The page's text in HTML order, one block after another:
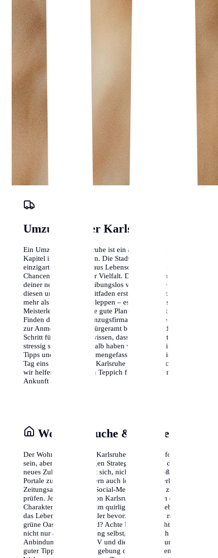
Umzugs-Planer Karlsruhe
Ein Umzug nach Karlsruhe ist ein aufregendes neues
Kapitel in deinem Leben. Die Stadt bietet eine
einzigartige Mischung aus Lebensqualität, beruflichen
Chancen und kultureller Vielfalt. Damit der Start in
deiner neuen Heimat reibungslos verläuft, haben wir
diesen umfassenden Leitfaden erstellt. Ein Umzug ist
mehr als nur Kisten schleppen – es ist eine logistische
Meisterleistung, die eine gute Planung erfordert. Vom
Finden der richtigen Umzugsfirma in Karlsruhe bis hin
zur Anmeldung beim Bürgeramt begleiten wir dich
Schritt für Schritt. Wir wissen, dass ein Wohnortwechsel
stressig sein kann, deshalb haben wir die wichtigsten
Tipps und Tricks zusammengefasst, damit du dich von
Tag eins an wohlfühlst. Karlsruhe wartet auf dich, und
wir helfen dir, den roten Teppich für deine eigene
Ankunft auszurollen.
Wohnungssuche & Stadtteile
Der Wohnungsmarkt in Karlsruhe kann herausfordernd
sein, aber mit der richtigen Strategie findest du dein
neues Zuhause. Es lohnt sich, nicht nur die großen
Portale zu nutzen, sondern auch lokale Netzwerke,
Zeitungsannoncen und Social-Media-Gruppen zu
prüfen. Jeder Stadtteil von Karlsruhe hat seinen eigenen
Charakter. Möchtest du im quirligen Zentrum leben, wo
das Leben nie schläft, oder bevorzugst du eine ruhige,
grüne Oase am Stadtrand? Achte bei der Besichtigung
nicht nur auf die Wohnung selbst, sondern auch auf die
Anbindung an den ÖPNV und die Nahversorgung. Ein
guter Tipp ist es, die Umgebung der potenziellen neuen